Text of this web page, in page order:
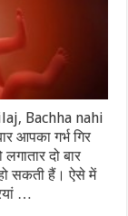
Bachha nahi
आपका गर्भ गिर
दो बार
हो सकती हैं। ऐसे में
…